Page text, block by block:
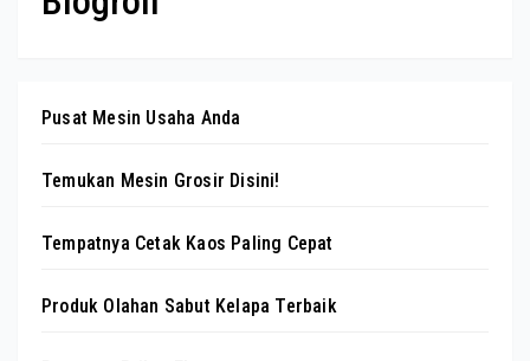
Pusat Mesin Usaha Anda
Temukan Mesin Grosir Disini!
Tempatnya Cetak Kaos Paling Cepat
Produk Olahan Sabut Kelapa Terbaik